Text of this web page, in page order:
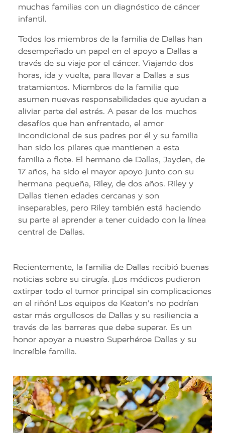
muchas familias con un diagnóstico de cáncer
infantil.
Todos los miembros de la familia de Dallas han
desempeñado un papel en el apoyo a Dallas a
través de su viaje por el cáncer. Viajando dos
horas, ida y vuelta, para llevar a Dallas a sus
tratamientos. Miembros de la familia que
asumen nuevas responsabilidades que ayudan a
aliviar parte del estrés. A pesar de los muchos
desafíos que han enfrentado, el amor
incondicional de sus padres por él y su familia
han sido los pilares que mantienen a esta
familia a flote. El hermano de Dallas, Jayden, de
17 años, ha sido el mayor apoyo junto con su
hermana pequeña, Riley, de dos años. Riley y
Dallas tienen edades cercanas y son
inseparables, pero Riley también está haciendo
su parte al aprender a tener cuidado con la línea
central de Dallas.
Recientemente, la familia de Dallas recibió buenas
noticias sobre su cirugía. ¡Los médicos pudieron
extirpar todo el tumor principal sin complicaciones
en el riñón! Los equipos de Keaton's no podrían
estar más orgullosos de Dallas y su resiliencia a
través de las barreras que debe superar. Es un
honor apoyar a nuestro Superhéroe Dallas y su
increíble familia.